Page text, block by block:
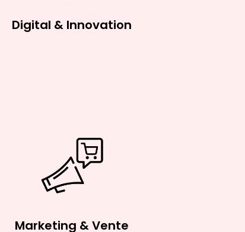
Digital & Innovation
Marketing & Vente